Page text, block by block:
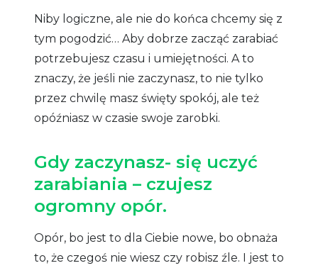
Niby logiczne, ale nie do końca chcemy się z
tym pogodzić… Aby dobrze zacząć zarabiać
potrzebujesz czasu i umiejętności. A to
znaczy, że jeśli nie zaczynasz, to nie tylko
przez chwilę masz święty spokój, ale też
opóźniasz w czasie swoje zarobki.
Gdy zaczynasz- się uczyć
zarabiania – czujesz
ogromny opór.
Opór, bo jest to dla Ciebie nowe, bo obnaża
to, że czegoś nie wiesz czy robisz źle. I jest to